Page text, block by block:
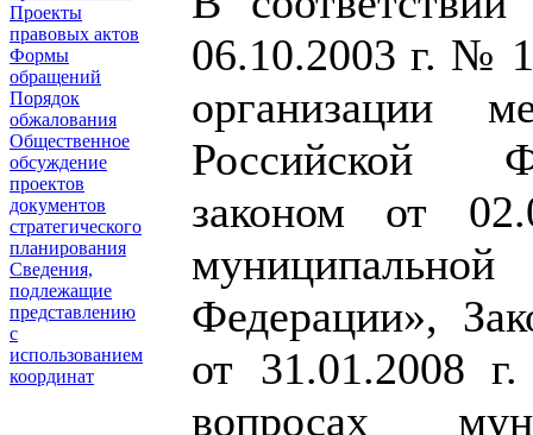
Проекты
правовых актов
Формы
обращений
Порядок
обжалования
Общественное
обсуждение
проектов
документов
стратегического
планирования
Сведения,
подлежащие
представлению
с
использованием
координат
06.10.2003 г. №
организации
Российской
законом от
Федерации»,
от 31.01.2008
вопросах